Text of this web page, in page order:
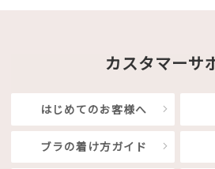
カスタマーサ
はじめてのお客様へ
ブラの着け方ガイド